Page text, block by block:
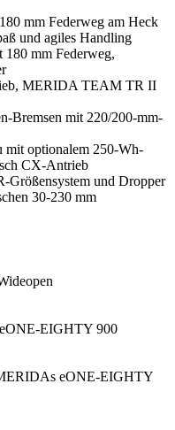
mm Federweg am Heck
und agiles Handling
180 mm Federweg,
MERIDA TEAM TR II
Bremsen mit 220/200-mm-
mit optionalem 250-Wh-
CX-Antrieb
Größensystem und Dropper
30-230 mm
EIGHTY 900
eONE-EIGHTY